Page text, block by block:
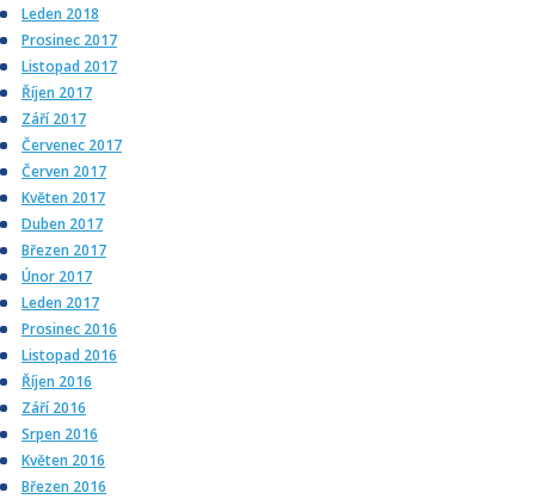
Leden 2018
Prosinec 2017
Listopad 2017
Říjen 2017
Září 2017
Červenec 2017
Červen 2017
Květen 2017
Duben 2017
Březen 2017
Únor 2017
Leden 2017
Prosinec 2016
Listopad 2016
Říjen 2016
Září 2016
Srpen 2016
Květen 2016
Březen 2016